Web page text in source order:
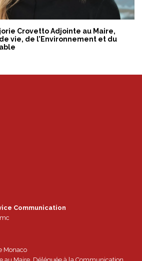
Crovetto Adjointe au Maire,
vie, de l’Environnement et du
Communication
Monaco